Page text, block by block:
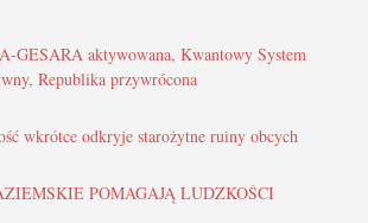
GESARA aktywowana, Kwantowy System
Republika przywrócona
wkrótce odkryje starożytne ruiny obcych
POMAGAJĄ LUDZKOŚCI